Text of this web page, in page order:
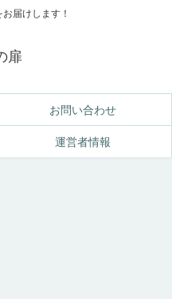
届けします！
扉
お問い合わせ
運営者情報